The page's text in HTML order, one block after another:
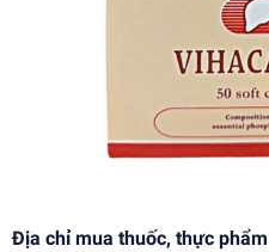
Địa chỉ mua thuốc, thực